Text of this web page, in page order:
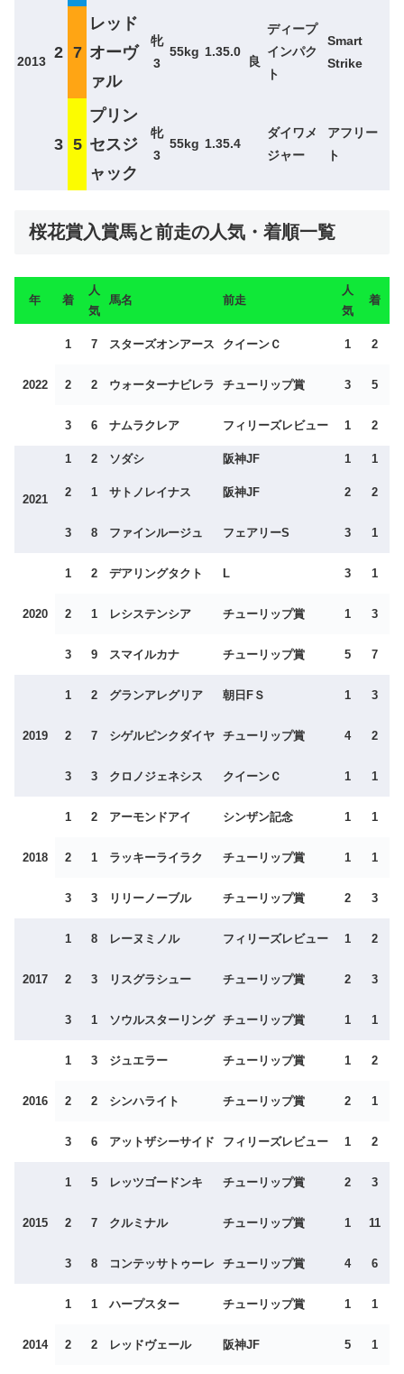
2013 良
2 7
レッド
オーヴ
ァル
牝
3
55kg 1.35.0
ディープ
インパク
ト
Smart
Strike
3 5
プリン
セスジ
ャック
牝
3
55kg 1.35.4
ダイワメ
ジャー
アフリー
ト
桜花賞入賞馬と前走の人気・着順一覧
年 着
人
気
馬名 前走
人
気
着
2022
1 7 スターズオンアース クイーンＣ 1 2
2 2 ウォーターナビレラ チューリップ賞 3 5
3 6 ナムラクレア フィリーズレビュー 1 2
2021
1 2 ソダシ 阪神JF 1 1
2 1 サトノレイナス 阪神JF 2 2
3 8 ファインルージュ フェアリーS 3 1
2020
1 2 デアリングタクト L 3 1
2 1 レシステンシア チューリップ賞 1 3
3 9 スマイルカナ チューリップ賞 5 7
2019
1 2 グランアレグリア 朝日FＳ 1 3
2 7 シゲルピンクダイヤ チューリップ賞 4 2
3 3 クロノジェネシス クイーンＣ 1 1
2018
1 2 アーモンドアイ シンザン記念 1 1
2 1 ラッキーライラク チューリップ賞 1 1
3 3 リリーノーブル チューリップ賞 2 3
2017
1 8 レーヌミノル フィリーズレビュー 1 2
2 3 リスグラシュー チューリップ賞 2 3
3 1 ソウルスターリング チューリップ賞 1 1
2016
1 3 ジュエラー チューリップ賞 1 2
2 2 シンハライト チューリップ賞 2 1
3 6 アットザシーサイド フィリーズレビュー 1 2
2015
1 5 レッツゴードンキ チューリップ賞 2 3
2 7 クルミナル チューリップ賞 1 11
3 8 コンテッサトゥーレ チューリップ賞 4 6
2014
1 1 ハープスター チューリップ賞 1 1
2 2 レッドヴェール 阪神JF 5 1